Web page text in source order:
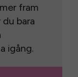
fram
bara
igång.